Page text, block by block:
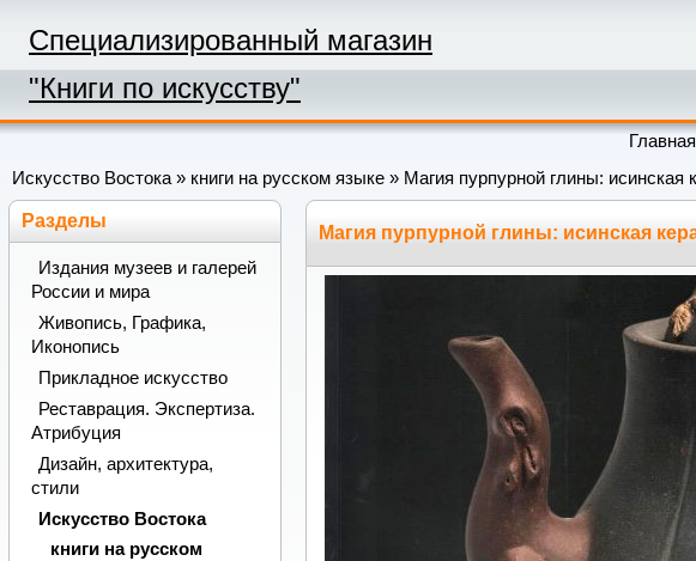
Специализированный магазин
"Книги по искусству"
Главная
Искусство Востока» книги на русском языке » Магия пурпурной глины:
Магия пурпурной глины: исинская
Разделы
Издания музеев и галерей
России и мира
Живопись, Графика,
Иконопись
Прикладное искусство
Реставрация. Экспертиза.
Атрибуция
Дизайн, архитектура,
стили
Искусство Востока
книги на русском